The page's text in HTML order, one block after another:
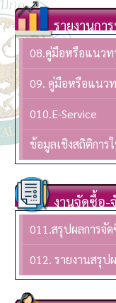
รายงานกา
08.คู่มือหรือแนวท
09. คู่มือหรือแนว
010.E-Service
ข้อมูลเชิงสถิติการ
งานจัดซื้อ-
011.สรุปผลการจั
012. รายงานสรุ